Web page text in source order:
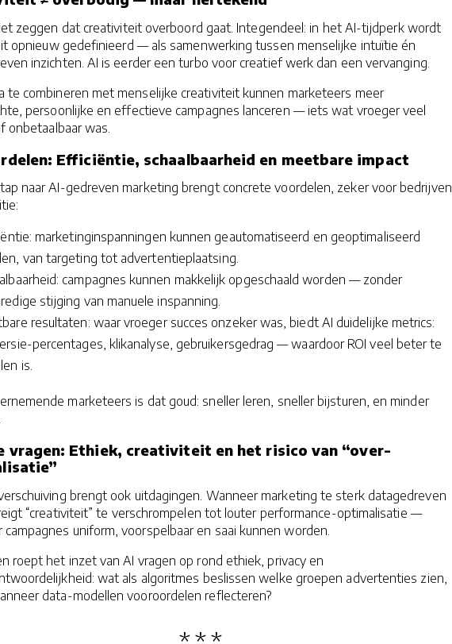
zeggen dat creativiteit overboord gaat. Integendeel: in het AI-tijdperk wordt
opnieuw gedefinieerd — als samenwerking tussen menselijke intuïtie én
inzichten. AI is eerder een turbo voor creatief werk dan een vervanging.
te combineren met menselijke creativiteit kunnen marketeers meer
persoonlijke en effectieve campagnes lanceren — iets wat vroeger veel
onbetaalbaar was.
Efficiëntie, schaalbaarheid en meetbare impact
naar AI-gedreven marketing brengt concrete voordelen, zeker voor bedrijven
marketinginspanningen kunnen geautomatiseerd en geoptimaliseerd
van targeting tot advertentieplaatsing.
campagnes kunnen makkelijk opgeschaald worden — zonder
stijging van manuele inspanning.
resultaten: waar vroeger succes onzeker was, biedt AI duidelijke metrics:
percentages, klikanalyse, gebruikersgedrag — waardoor ROI veel beter te
is.
marketeers is dat goud: sneller leren, sneller bijsturen, en minder
vragen: Ethiek, creativiteit en het risico van “over-
brengt ook uitdagingen. Wanneer marketing te sterk datagedreven
“creativiteit” te verschrompelen tot louter performance-optimalisatie —
campagnes uniform, voorspelbaar en saai kunnen worden.
roept het inzet van AI vragen op rond ethiek, privacy en
wat als algoritmes beslissen welke groepen advertenties zien,
data-modellen vooroordelen reflecteren?